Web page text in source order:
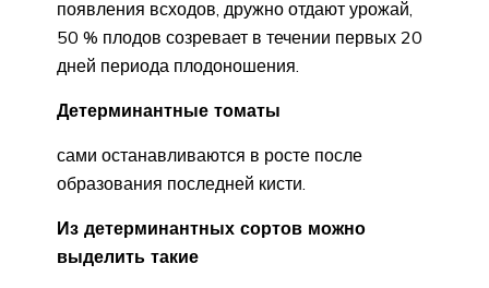
появления всходов, дружно отдают урожай,
50 % плодов созревает в течении первых 20
дней периода плодоношения.
Детерминантные томаты
сами останавливаются в росте после
образования последней кисти.
Из детерминантных сортов можно
выделить такие